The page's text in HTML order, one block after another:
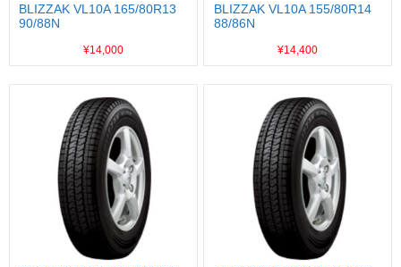
BLIZZAK VL10A 165/80R13
90/88N
¥14,000
BLIZZAK VL10A 155/80R14
88/86N
¥14,400